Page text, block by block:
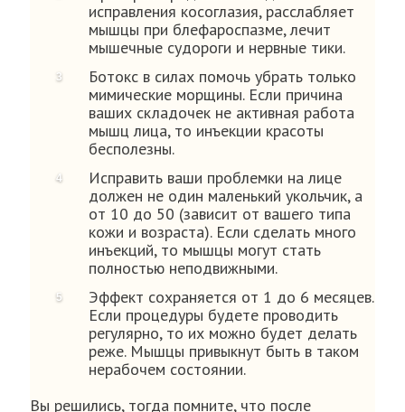
исправления косоглазия, расслабляет
мышцы при блефароспазме, лечит
мышечные судороги и нервные тики.
Ботокс в силах помочь убрать только
мимические морщины. Если причина
ваших складочек не активная работа
мышц лица, то инъекции красоты
бесполезны.
Исправить ваши проблемки на лице
должен не один маленький укольчик, а
от 10 до 50 (зависит от вашего типа
кожи и возраста). Если сделать много
инъекций, то мышцы могут стать
полностью неподвижными.
Эффект сохраняется от 1 до 6 месяцев.
Если процедуры будете проводить
регулярно, то их можно будет делать
реже. Мышцы привыкнут быть в таком
нерабочем состоянии.
Вы решились, тогда помните, что после